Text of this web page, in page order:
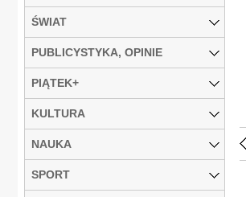
ŚWIAT
PUBLICYSTYKA, OPINIE
PIĄTEK+
KULTURA
NAUKA
SPORT